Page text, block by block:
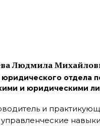
Людмила
отдела
и юридическими
и